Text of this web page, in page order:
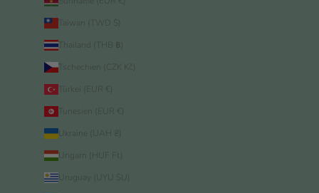
Taiwan (TWD $)
Thailand (THB ฿)
Tschechien (CZK Kč)
Türkei (EUR €)
Tunesien (EUR €)
Ukraine (UAH ₴)
Ungarn (HUF Ft)
Uruguay (UYU $U)